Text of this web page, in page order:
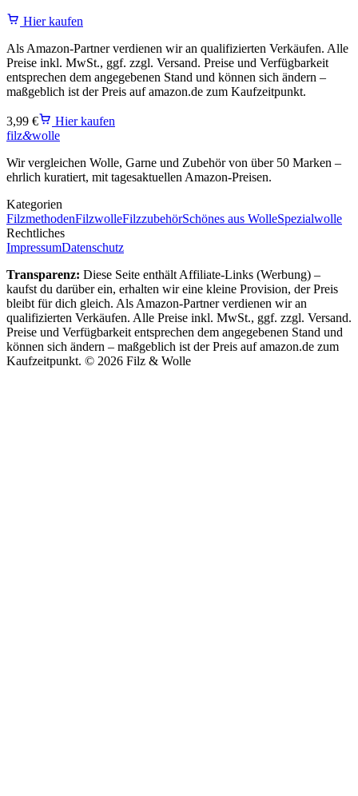
Hier kaufen
Als Amazon-Partner verdienen wir an qualifizierten Verkäufen. Alle
Preise inkl. MwSt., ggf. zzgl. Versand. Preise und Verfügbarkeit
entsprechen dem angegebenen Stand und können sich ändern –
maßgeblich ist der Preis auf amazon.de zum Kaufzeitpunkt.
3,99 €
Hier kaufen
filz&wolle
Wir vergleichen Wolle, Garne und Zubehör von über 50 Marken –
ehrlich kuratiert, mit tagesaktuellen Amazon-Preisen.
Kategorien
FilzmethodenFilzwolleFilzzubehörSchönes aus WolleSpezialwolle
Rechtliches
ImpressumDatenschutz
Transparenz: Diese Seite enthält Affiliate-Links (Werbung) –
kaufst du darüber ein, erhalten wir eine kleine Provision, der Preis
bleibt für dich gleich. Als Amazon-Partner verdienen wir an
qualifizierten Verkäufen. Alle Preise inkl. MwSt., ggf. zzgl. Versand.
Preise und Verfügbarkeit entsprechen dem angegebenen Stand und
können sich ändern – maßgeblich ist der Preis auf amazon.de zum
Kaufzeitpunkt. © 2026 Filz & Wolle